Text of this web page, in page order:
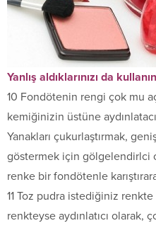
Yanlış aldıklarınızı da kullanın
10 Fondötenin rengi çok mu
kemiğinizin üstüne
Yanakları çukurlaştırmak,
göstermek için gölgelendirlci
renke bir fondötenle
11 Toz pudra istediğiniz renkte
renkteyse aydınlatıcı olarak,